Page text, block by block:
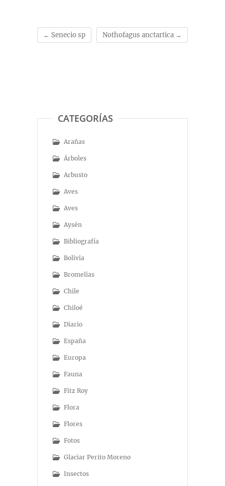
← Senecio sp Nothofagus anctartica →
CATEGORÍAS
Arañas
Árboles
Arbusto
Aves
Aves
Aysén
Bibliografía
Bolivia
Bromelias
Chile
Chiloé
Diario
España
Europa
Fauna
Fitz Roy
Flora
Flores
Fotos
Glaciar Perito Moreno
Insectos